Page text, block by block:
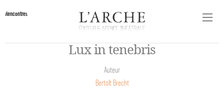
Rencontres
Lux in tenebris
Auteur
Bertolt Brecht